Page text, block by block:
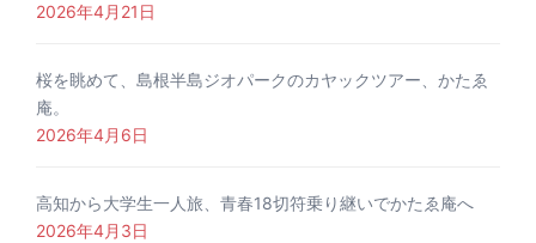
2026年4月21日
桜を眺めて、島根半島ジオパークのカヤックツアー、かたゑ
庵。
2026年4月6日
高知から大学生一人旅、青春18切符乗り継いでかたゑ庵へ
2026年4月3日